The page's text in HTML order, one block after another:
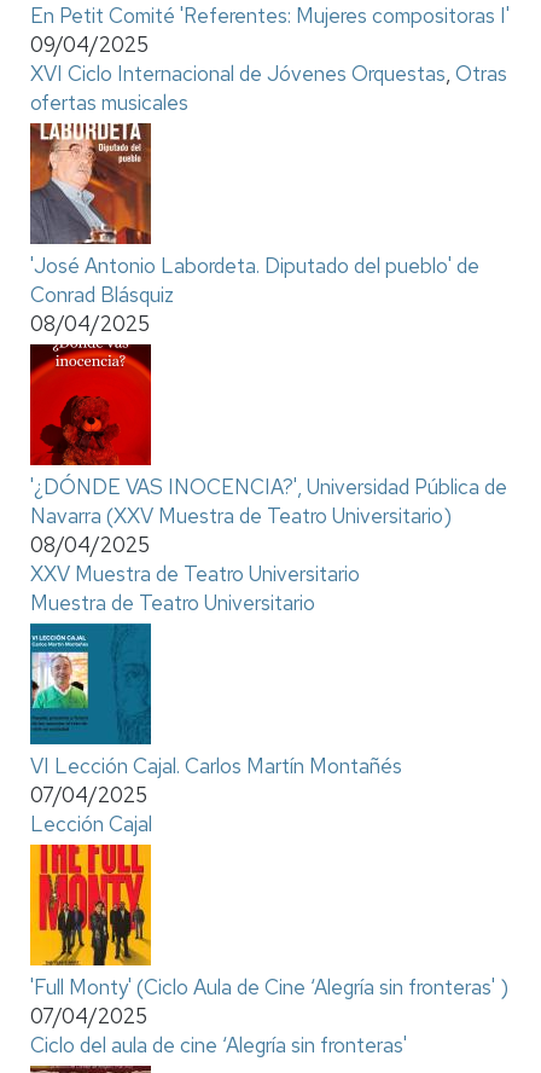
En Petit Comité 'Referentes: Mujeres compositoras I'
09/04/2025
XVI Ciclo Internacional de Jóvenes Orquestas, Otras
ofertas musicales
'José Antonio Labordeta. Diputado del pueblo' de
Conrad Blásquiz
08/04/2025
'¿DÓNDE VAS INOCENCIA?', Universidad Pública de
Navarra (XXV Muestra de Teatro Universitario)
08/04/2025
XXV Muestra de Teatro Universitario
Muestra de Teatro Universitario
VI Lección Cajal. Carlos Martín Montañés
07/04/2025
Lección Cajal
'Full Monty' (Ciclo Aula de Cine ‘Alegría sin fronteras' )
07/04/2025
Ciclo del aula de cine ‘Alegría sin fronteras'